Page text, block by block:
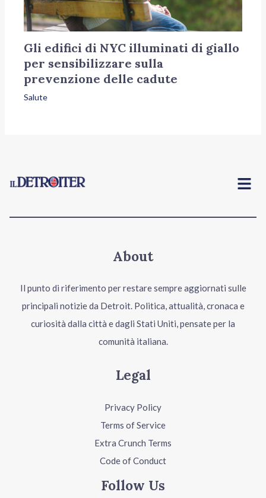
Gli edifici di NYC illuminati di giallo
per sensibilizzare sulla
prevenzione delle cadute
Salute
Menu
About
Il punto di riferimento per restare sempre aggiornati sulle
principali notizie da Detroit. Politica, attualità, cronaca e
curiosità dalla città e dagli Stati Uniti, pensate per la
comunità italiana.
Legal
Privacy Policy
Terms of Service
Extra Crunch Terms
Code of Conduct
Follow Us